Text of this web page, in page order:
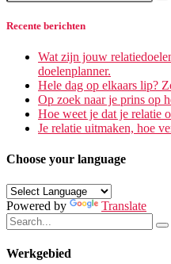
Recente berichten
Wat zijn jouw
doelenplanner.
Hele dag op elkaars lip?
Op zoek naar je prins op
Hoe weet je dat je relatie
Je relatie uitmaken, hoe
Choose your language
Powered by Translate
Werkgebied